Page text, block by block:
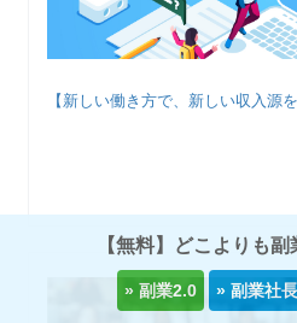
【新しい働き方で、新しい収入源
【無料】どこよりも